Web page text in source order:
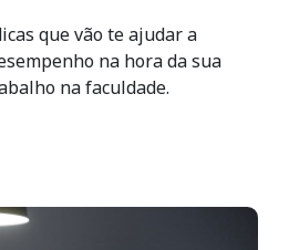
que vão te ajudar a
na hora da sua
na faculdade.